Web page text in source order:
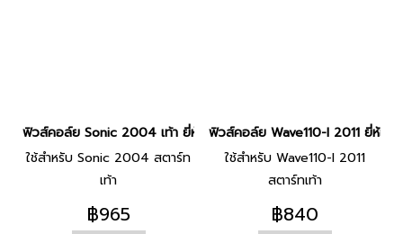
ฟิวส์คอล์ย Sonic 2004 เท้า ยี่ห้อ เสรี
ใช้สำหรับ Sonic 2004 สตาร์ท
เท้า
฿965
ฟิวส์คอล์ย Wave110-I 2011 ยี่ห้อ เ
ใช้สำหรับ Wave110-I 2011
สตาร์ทเท้า
฿840